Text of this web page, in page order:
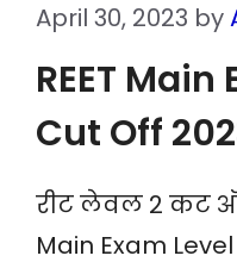
April 30, 2023 by
REET Main
Cut Off
रीट लेवल 2 कट
Main Exam Level